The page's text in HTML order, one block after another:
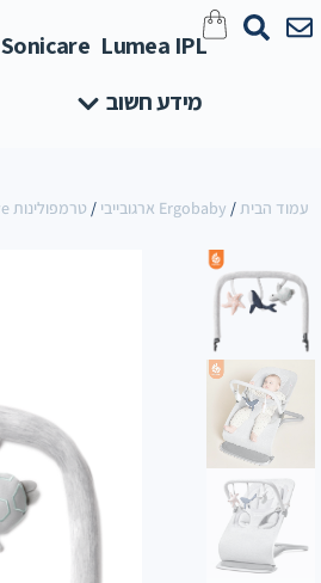
Lumea IPL
Sonicare
מידע חשוב
עמוד הבית/ Ergobaby ארגובייבי / טרמפולינות Evolve